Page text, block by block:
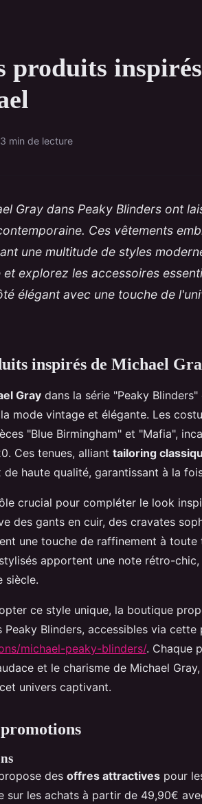
produits
3 min de lecture
Gray dans Peaky Blinders ont
Ces vêtements
une multitude de styles
explorez les accessoires
élégant avec une touche de
inspirés de Michael
Gray dans la série "Peaky
mode vintage et élégante. Les
"Blue Birmingham" et "Mafia",
Ces tenues, alliant tailoring
de haute qualité, garantissant à la
crucial pour compléter le look
des gants en cuir, des cravates
une touche de raffinement à toute
apportent une note rétro-chic,
siècle.
ce style unique, la boutique
Blinders, accessibles via cette
michael-peaky-blinders/. Chaque
et le charisme de Michael
univers captivant.
des offres attractives pour
sur les achats à partir de 49,90€